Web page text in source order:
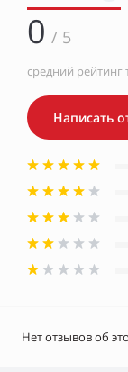
0 / 5
средний рейтинг
Написать
Нет отзывов об